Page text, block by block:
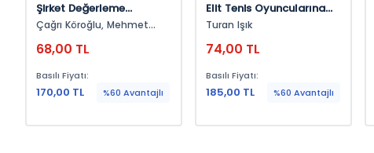
Şirket Değerleme
Yaklaşımları
Çağrı Köroğlu, Mehmet
68,00 TL
Basılı Fiyatı:
170,00 TL %60 Avantajlı
Elit Tenis Oyuncularına
Uygulanan Spesifik
Performans Ve Maxvo2
Turan Işık
74,00 TL
Basılı Fiyatı:
185,00 TL %60 Avantajlı